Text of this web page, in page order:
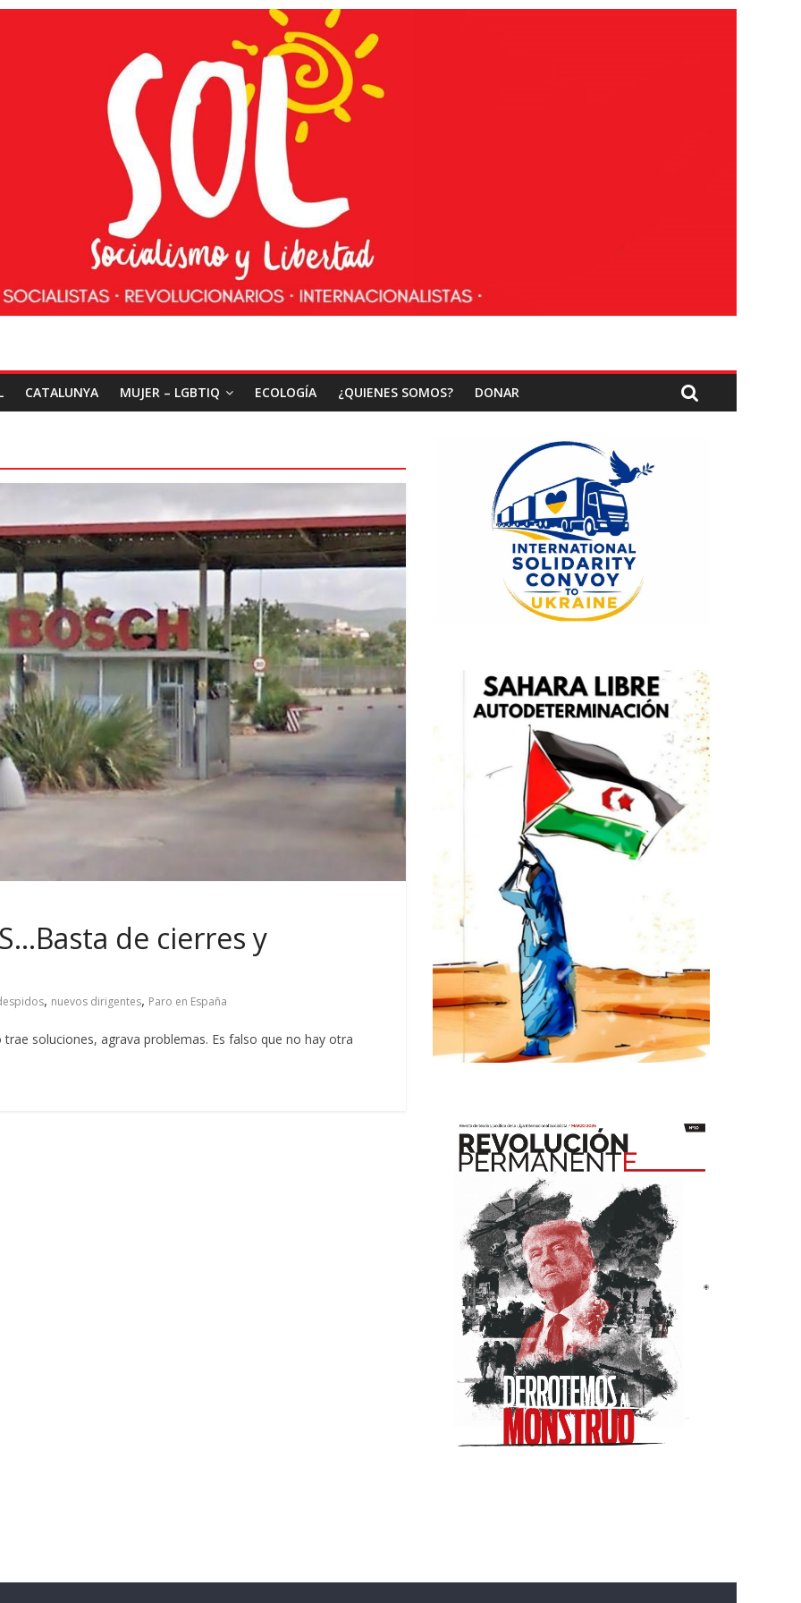
CATALUNYA MUJER – LGBTIQ ECOLOGÍA ¿QUIENES SOMOS? DONAR
de cierres y
, nuevos dirigentes, Paro en España
soluciones, agrava problemas. Es falso que no hay otra